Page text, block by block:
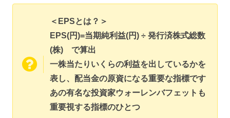
＜EPSとは？＞
EPS(円)=当期純利益(円) ÷ 発行済株式総数
(株) で算出
一株当たりいくらの利益を出しているかを
表し、配当金の原資になる重要な指標です
あの有名な投資家ウォーレンバフェットも
重要視する指標のひとつ